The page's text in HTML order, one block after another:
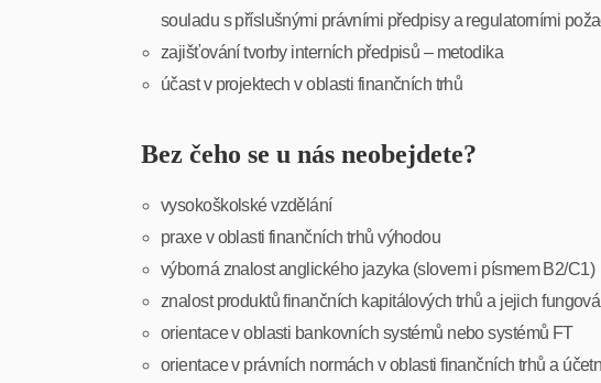
souladu s příslušnými právními předpisy a regulatorními
zajišťování tvorby interních předpisů – metodika
účast v projektech v oblasti finančních trhů
Bez čeho se u nás neobejdete?
vysokoškolské vzdělání
praxe v oblasti finančních trhů výhodou
výborná znalost anglického jazyka (slovem i písmem B2/C1)
znalost produktů finančních kapitálových trhů a jejich
orientace v oblasti bankovních systémů nebo systémů FT
orientace v právních normách v oblasti finančních trhů a